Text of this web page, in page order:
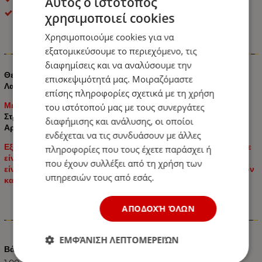
Πληροφορίες
Θερμαινόμενο Αριστερό Γυαλί Καθρέφτη Κάτω Στρογγυλή
Λαβή για
Mercedes Sprinter W906 2006 - 2018
Με θέρμανση
Στρογγυλή λαβή
Αριθμός OE (μόνο για σύγκριση συμβατότητας): 0028113933
Εξαιρετικά εύκολη εγκατάσταση. Το μόνο που έχετε να κάνετε
είναι να συνδέσετε τα καλώδια θέρμανσης (εάν η λειτουργία
είναι διαθέσιμη) και να το πατήσετε για να το συνδέσετε με τον
καθρέφτη.
Χαρακτηριστικά
Βάρος (kg.)
χρησιμοποιεί cookies
Χρησιμοποιούμε cookies για να
εξατομικεύσουμε το περιεχόμενο, τις
διαφημίσεις και να αναλύσουμε την
επισκεψιμότητά μας. Μοιραζόμαστε
επίσης πληροφορίες σχετικά με τη χρήση
του ιστότοπού μας με τους συνεργάτες
διαφήμισης και ανάλυσης, οι οποίοι
ενδέχεται να τις συνδυάσουν με άλλες
πληροφορίες που τους έχετε παράσχει ή
που έχουν συλλέξει από τη χρήση των
υπηρεσιών τους από εσάς.
ΑΠΟΔΟΧΉ ΌΛΩΝ
ΕΜΦΆΝΙΣΗ ΛΕΠΤΟΜΕΡΕΙΏΝ